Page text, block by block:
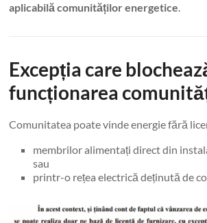
aplicabilă comunităților energetice.
Excepția care
funcționarea
Comunitatea poate vinde energie fără
membrilor alimentați direct din
sau
printr-o rețea electrică deținută de